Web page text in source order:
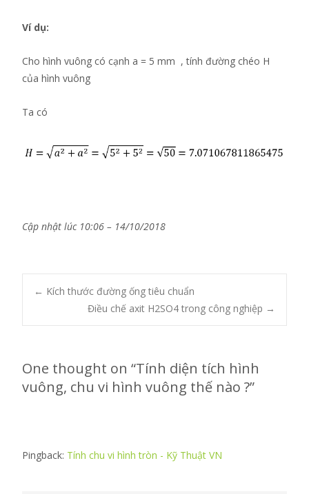
Ví dụ:
Cho hình vuông có cạnh a = 5 mm , tính đường chéo H
của hình vuông
Ta có
Cập nhật lúc 10:06 – 14/10/2018
Post
← Kích thước đường ống tiêu chuẩn
Điều chế axit H2SO4 trong công nghiệp →
One thought on “Tính diện tích hình
vuông, chu vi hình vuông thế nào ?”
Pingback: Tính chu vi hình tròn - Kỹ Thuật VN